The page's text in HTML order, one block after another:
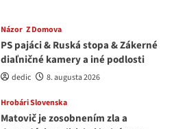
Názor Z Domova
PS pajáci & Ruská stopa & Zákerné
diaľničné kamery a iné podlosti
dedic 8. augusta 2026
Hrobári Slovenska
Matovič je zosobnením zla a